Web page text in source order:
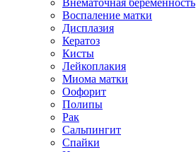
Внематочная беременность
Воспаление матки
Дисплазия
Кератоз
Кисты
Лейкоплакия
Миома матки
Оофорит
Полипы
Рак
Сальпингит
Спайки